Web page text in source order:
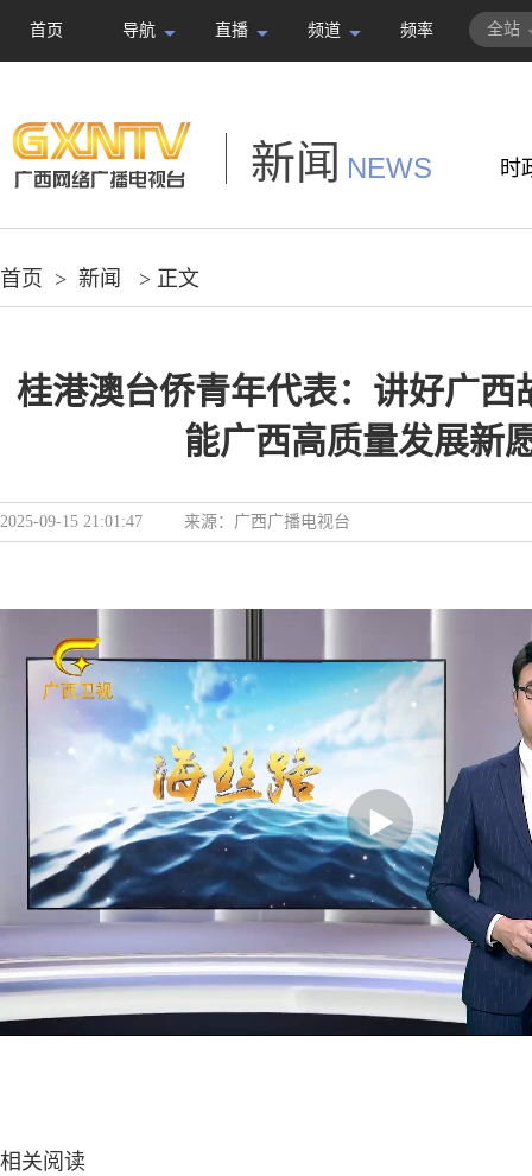
首页 导航 直播 频道 频率 全站
新闻 NEWS 时
首页 > 新闻 > 正文
桂港澳台侨青年代表：讲好广西
能广西高质量发展新
2025-09-15 21:01:47 来源： 广西广播电视台
相关阅读